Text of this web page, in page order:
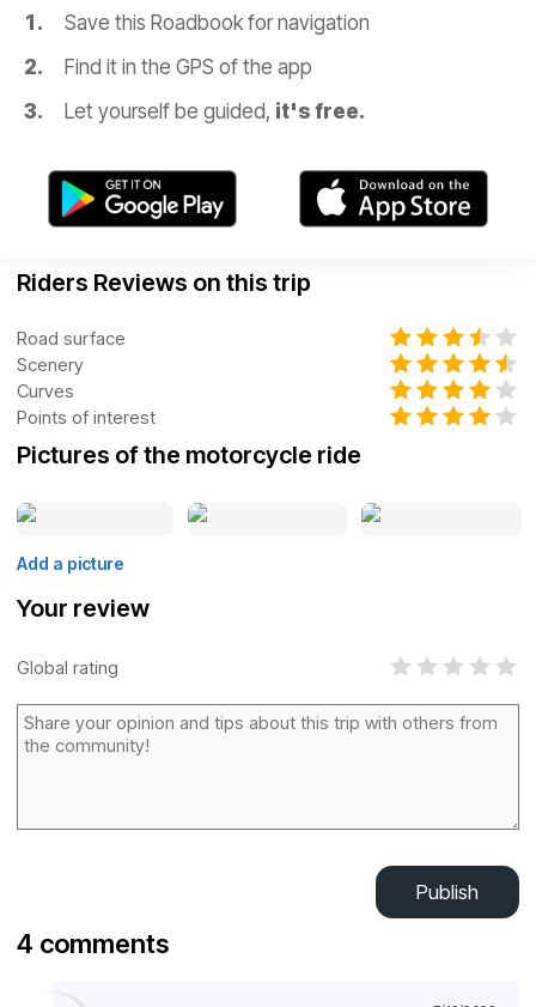
Save this Roadbook for navigation
Find it in the GPS of the app
Let yourself be guided, it's free.
Riders Reviews on this trip
Road surface
Scenery
Curves
Points of interest
Pictures of the motorcycle ride
Add a picture
Your review
Global rating
Publish
4 comments